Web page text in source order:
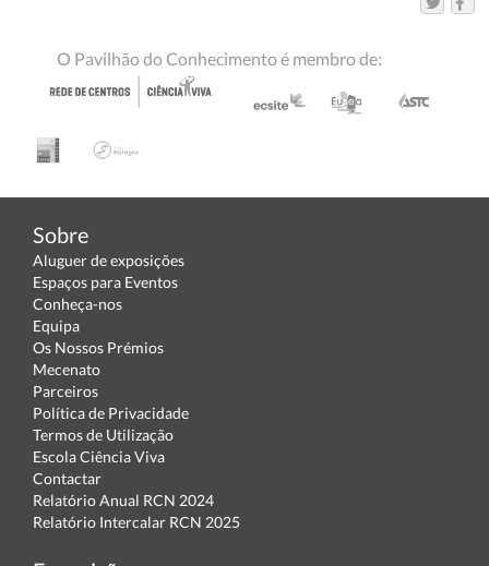
O Pavilhão do Conhecimento é membro de:
Sobre
Aluguer de exposições
Espaços para Eventos
Conheça-nos
Equipa
Os Nossos Prémios
Mecenato
Parceiros
Política de Privacidade
Termos de Utilização
Escola Ciência Viva
Contactar
Relatório Anual RCN 2024
Relatório Intercalar RCN 2025